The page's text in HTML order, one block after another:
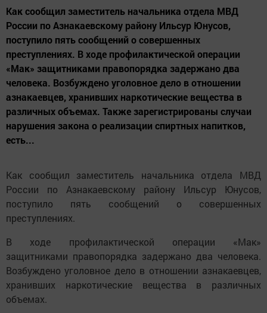
Как сообщил заместитель начальника отдела МВД
России по Азнакаевскому району Ильсур Юнусов,
поступило пять сообщений о совершенных
преступлениях. В ходе профилактической операции
«Мак» защитниками правопорядка задержано два
человека. Возбуждено уголовное дело в отношении
азнакаевцев, хранивших наркотические вещества в
различных объемах. Также зарегистрированы случаи
нарушения закона о реализации спиртных напитков,
есть...
Как сообщил заместитель начальника отдела МВД
России по Азнакаевскому району Ильсур Юнусов,
поступило пять сообщений о совершенных
преступлениях.
В ходе профилактической операции «Мак»
защитниками правопорядка задержано два человека.
Возбуждено уголовное дело в отношении азнакаевцев,
хранивших наркотические вещества в различных
объемах.